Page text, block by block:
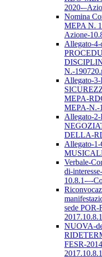
2020-
Nomina
MEPA N.
Azione-
Allegato-4-
N.-
Allegato-
MEPA-
MEPA-N.-
Allegato-
DELLA-
Allegato-
Verbale-
di-
10.8.1-–-
sede
NUOVA-
FESR-